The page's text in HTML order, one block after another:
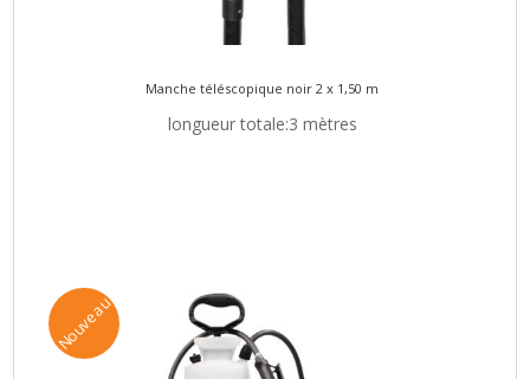
Manche téléscopique noir 2 x 1,50 m
longueur totale:3 mètres
Nouveau